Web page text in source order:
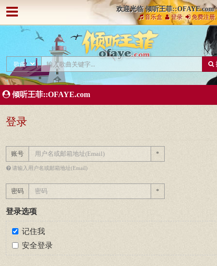
欢迎光临 倾听王菲::OFAYE.com
音乐盒 登录 免费注册
倾听王菲::OFAYE.com
登录
账号 *
请输入用户名或邮箱地址(Email)
密码 *
登录选项
记住我
安全登录